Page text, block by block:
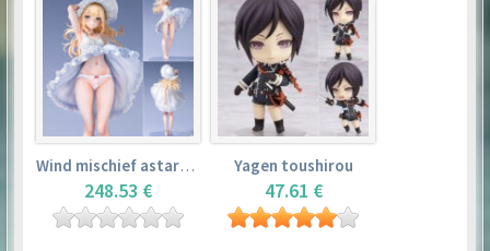
Wind mischief astarotte
248.53 €
Yagen toushirou
47.61 €